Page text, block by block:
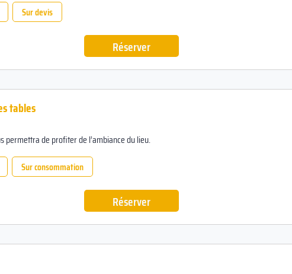
Sur devis
Réserver
tables
permettra de profiter de l’ambiance du lieu.
Sur consommation
Réserver